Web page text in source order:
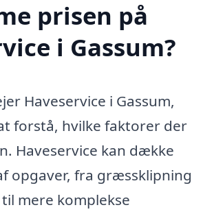
prisen på
i Gassum?
Haveservice i Gassum,
forstå, hvilke faktorer der
Haveservice kan dække
opgaver, fra græssklipning
mere komplekse